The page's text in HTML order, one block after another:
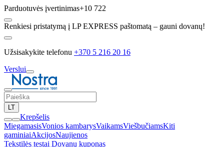
Parduotuvės įvertinimas+10 722
Renkiesi pristatymą į LP EXPRESS paštomatą – gauni dovanų!
Užsisakykite telefonu +370 5 216 20 16
Verslui
LT
Krepšelis
MiegamasisVonios kambarysVaikamsViešbučiamsKiti
gaminiaiAkcijosNaujienos
Tekstilės testai Dovanų kuponas